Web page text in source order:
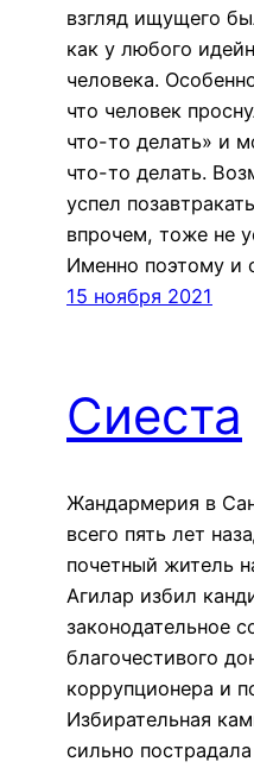
взгляд ищущего
как у любого
человека.
что человек
что-то делать» и
что-то делать.
успел
впрочем, тоже не
Именно поэтому и
15 ноября 2021
Сиеста
Жандармерия в
всего пять лет
почетный житель
Агилар избил
законодательное
благочестивого
коррупционера и
Избирательная
сильно